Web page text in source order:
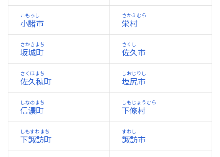
小諸市
こもろし
栄村
さかえむら
坂城町
さかきまち
佐久市
さくし
佐久穂町
さくほまち
塩尻市
しおじりし
信濃町
しなのまち
下條村
しもじょうむら
下諏訪町
しもすわまち
諏訪市
すわし